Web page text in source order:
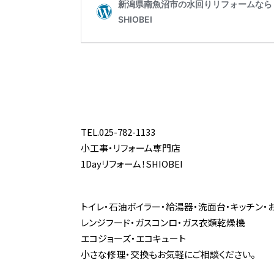
TEL.025-782-1133
小工事・リフォーム専門店
1Dayリフォーム！SHIOBEI
トイレ・石油ボイラー・給湯器・洗面台・キッチン・
レンジフード・ガスコンロ・ガス衣類乾燥機
エコジョーズ・エコキュート
小さな修理・交換もお気軽にご相談ください。